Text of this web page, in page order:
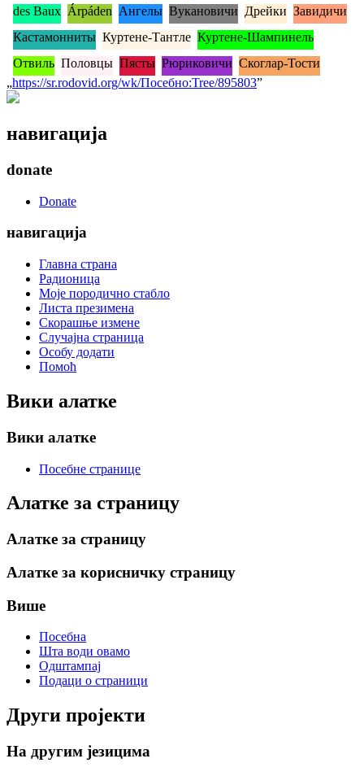
des Baux Árpáden Ангелы Вукановичи Дрейки Завидичи
Кастамонниты Куртене-Тантле Куртене-Шампинель
Отвиль Половцы Пясты Рюриковичи Скоглар-Тости
„https://sr.rodovid.org/wk/Посебно:Tree/895803”
навигација
donate
Donate
навигација
Главна страна
Радионица
Моје породично стабло
Листа презимена
Скорашње измене
Случајна страница
Особу додати
Помоћ
Вики алатке
Вики алатке
Посебне странице
Алатке за страницу
Алатке за страницу
Алатке за корисничку страницу
Више
Посебна
Шта води овамо
Одштампај
Подаци о страници
Други пројекти
На другим језицима